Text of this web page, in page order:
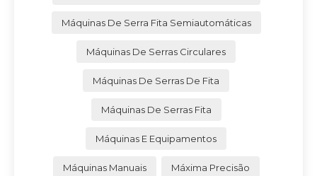
Máquinas De Serra Fita Semiautomáticas
Máquinas De Serras Circulares
Máquinas De Serras De Fita
Máquinas De Serras Fita
Máquinas E Equipamentos
Máquinas Manuais Máxima Precisão